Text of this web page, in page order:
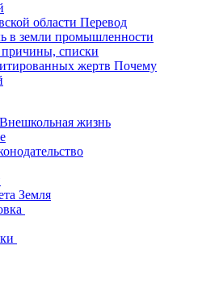
Внешкольная жизнь
Земля